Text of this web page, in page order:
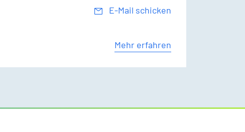
E-Mail schicken
Mehr erfahren